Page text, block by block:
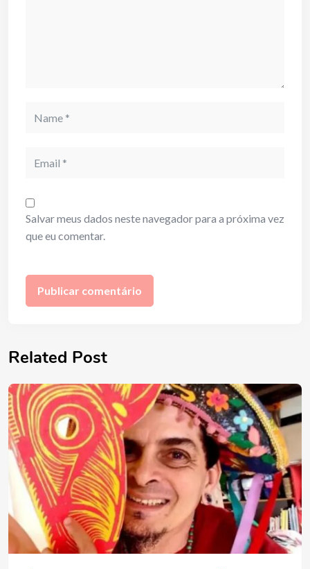
Salvar meus dados neste navegador para a próxima vez
que eu comentar.
Related Post